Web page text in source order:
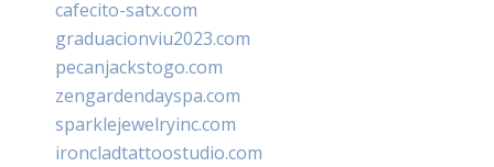
cafecito-satx.com
graduacionviu2023.com
pecanjackstogo.com
zengardendayspa.com
sparklejewelryinc.com
ironcladtattoostudio.com